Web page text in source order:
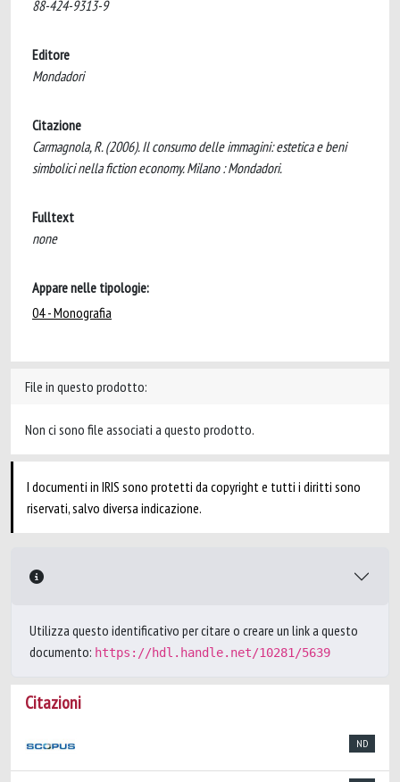
88-424-9313-9
Editore
Mondadori
Citazione
Carmagnola, R. (2006). Il consumo delle immagini: estetica e beni
simbolici nella fiction economy. Milano : Mondadori.
Fulltext
none
Appare nelle tipologie:
04 - Monografia
File in questo prodotto:
Non ci sono file associati a questo prodotto.
I documenti in IRIS sono protetti da copyright e tutti i diritti sono
riservati, salvo diversa indicazione.
Utilizza questo identificativo per citare o creare un link a questo
documento: https://hdl.handle.net/10281/5639
Citazioni
ND